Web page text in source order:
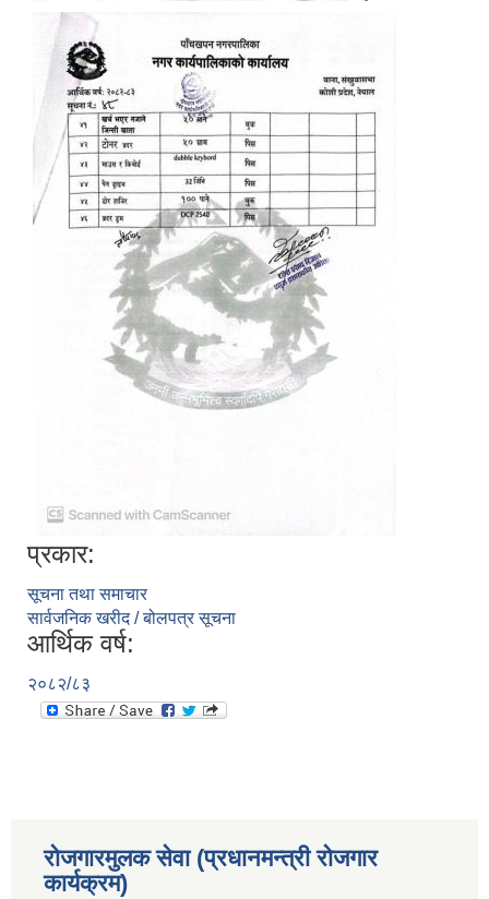
प्रकार:
सूचना तथा समाचार
सार्वजनिक खरीद / बोलपत्र सूचना
आर्थिक वर्ष:
२०८२/८३
रोजगारमुलक सेवा (प्रधानमन्त्री रोजगार
कार्यक्रम)